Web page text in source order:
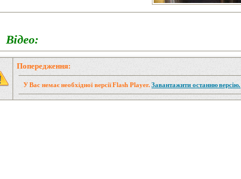
Відео:
Попередження:
У Вас немає необхідної версії Flash Player.Завантажити останню версію.